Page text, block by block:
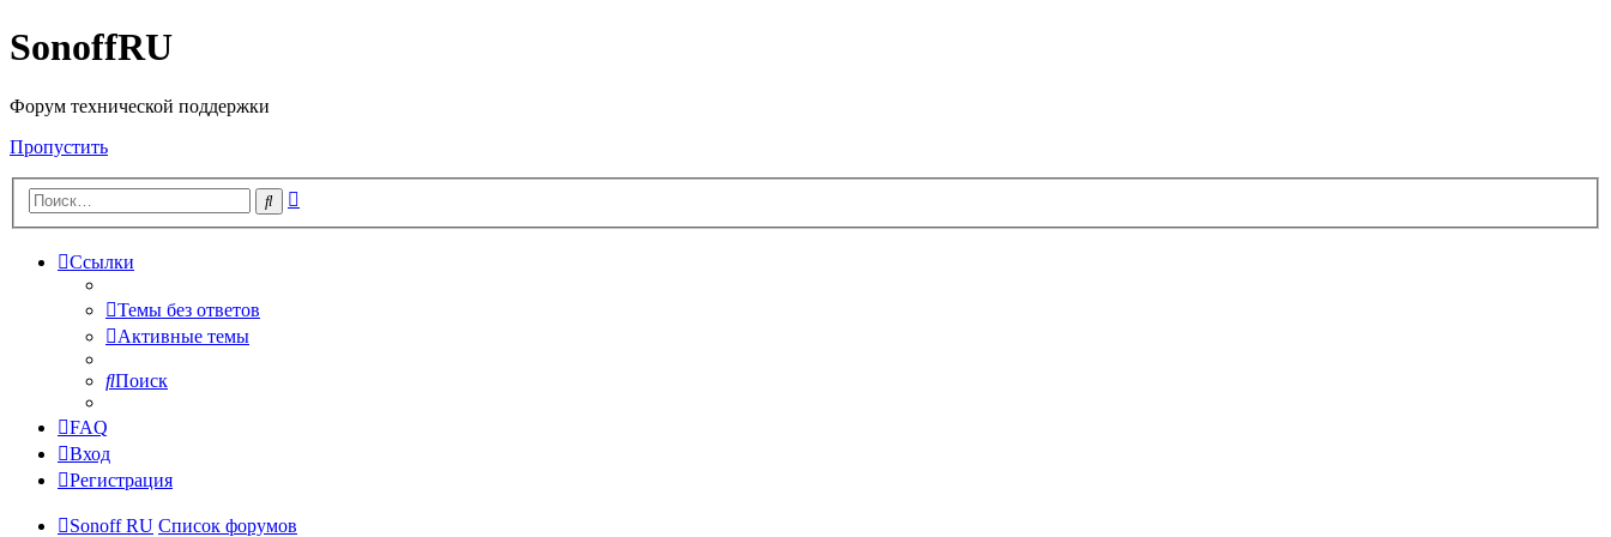
SonoffRU
Форум технической поддержки
Пропустить
Поиск
Ссылки
Темы без ответов
Активные темы
Поиск
FAQ
Вход
Регистрация
Sonoff RU Список форумов